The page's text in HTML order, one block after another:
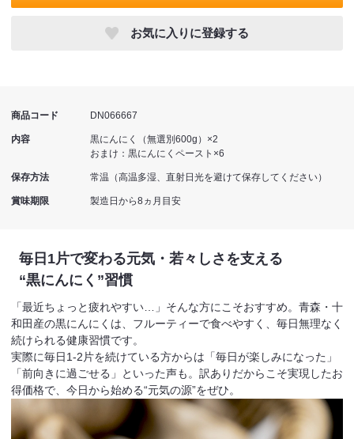
お気に入りに登録する
商品コード DN066667
内容
黒にんにく（無選別600g）×2
おまけ：黒にんにくペースト×6
保存方法 常温（高温多湿、直射日光を避けて保存してください）
賞味期限 製造日から8ヵ月目安
毎日1片で変わる元気・若々しさを支える
“黒にんにく”習慣
「最近ちょっと疲れやすい…」そんな方にこそおすすめ。青森・十
和田産の黒にんにくは、フルーティーで食べやすく、毎日無理なく
続けられる健康習慣です。
実際に毎日1-2片を続けている方からは「毎日が楽しみになった」
「前向きに過ごせる」といった声も。訳ありだからこそ実現したお
得価格で、今日から始める“元気の源”をぜひ。